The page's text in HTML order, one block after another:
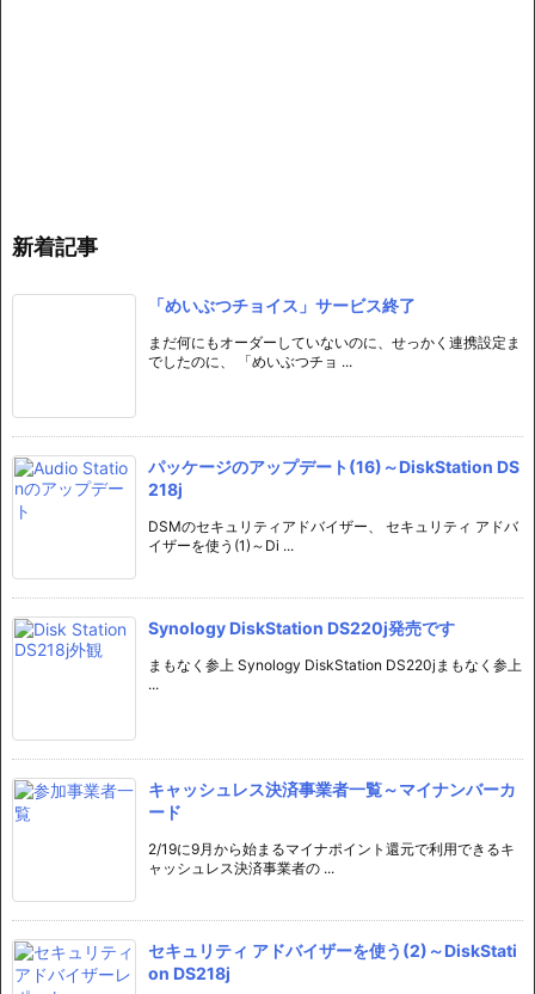
新着記事
「めいぶつチョイス」サービス終了
まだ何にもオーダーしていないのに、せっかく連携設定ま
でしたのに、 「めいぶつチョ ...
パッケージのアップデート(16)～DiskStation DS
218j
DSMのセキュリティアドバイザー、 セキュリティ アドバ
イザーを使う(1)～Di ...
Synology DiskStation DS220j発売です
まもなく参上 Synology DiskStation DS220jまもなく参上
...
キャッシュレス決済事業者一覧～マイナンバーカ
ード
2/19に9月から始まるマイナポイント還元で利用できるキ
ャッシュレス決済事業者の ...
セキュリティ アドバイザーを使う(2)～DiskStati
on DS218j